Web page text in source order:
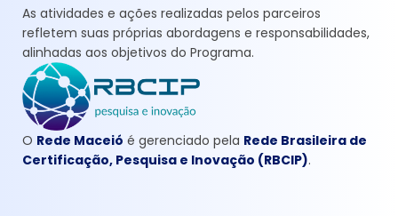
As atividades e ações realizadas pelos parceiros
refletem suas próprias abordagens e responsabilidades,
alinhadas aos objetivos do Programa.
O Rede Maceió é gerenciado pela Rede Brasileira de
Certificação, Pesquisa e Inovação (RBCIP).